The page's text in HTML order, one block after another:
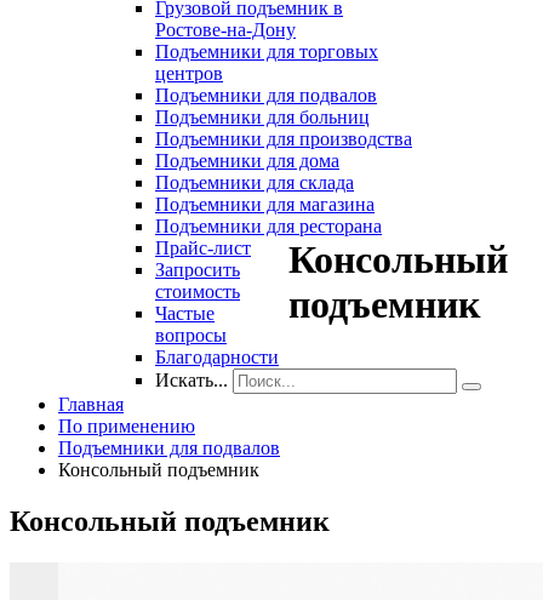
Грузовой подъемник в
Ростове-на-Дону
Подъемники для торговых
центров
Подъемники для подвалов
Подъемники для больниц
Подъемники для производства
Подъемники для дома
Подъемники для склада
Подъемники для магазина
Подъемники для ресторана
Прайс-лист
Запросить
стоимость
Частые
вопросы
Благодарности
Искать...
Консольный
подъемник
Главная
По применению
Подъемники для подвалов
Консольный подъемник
Консольный подъемник